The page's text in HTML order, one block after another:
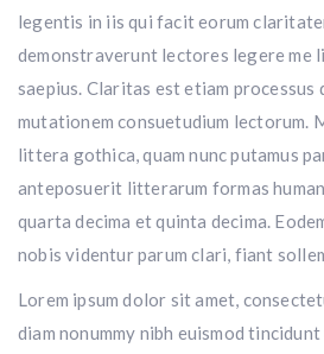
legentis in iis qui facit eorum
demonstraverunt lectores legere me
saepius. Claritas est etiam processus
mutationem consuetudium lectorum.
littera gothica, quam nunc putamus
anteposuerit litterarum formas
quarta decima et quinta decima.
nobis videntur parum clari, fiant
Lorem ipsum dolor sit amet,
diam nonummy nibh euismod